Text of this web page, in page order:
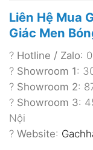
Liên Hệ Mua
Giác Men
? Hotline / Zalo:
? Showroom 1:
? Showroom 2:
? Showroom 3:
Nội
? Website: